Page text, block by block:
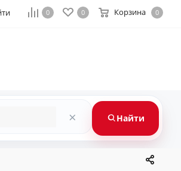
0 0 Корзина 0
× Найти